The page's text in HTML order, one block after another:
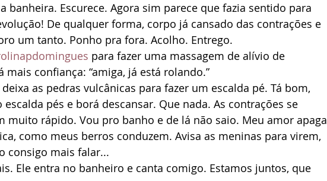
banheira. Escurece. Agora sim parece que fazia sentido para
De qualquer forma, corpo já cansado das contrações e
um tanto. Ponho pra fora. Acolho. Entrego.
para fazer uma massagem de alívio de
mais confiança: “amiga, já está rolando.”
as pedras vulcânicas para fazer um escalda pé. Tá bom,
pés e borá descansar. Que nada. As contrações se
muito rápido. Vou pro banho e de lá não saio. Meu amor apaga
como meus berros conduzem. Avisa as meninas para virem,
consigo mais falar...
Ele entra no banheiro e canta comigo. Estamos juntos, que